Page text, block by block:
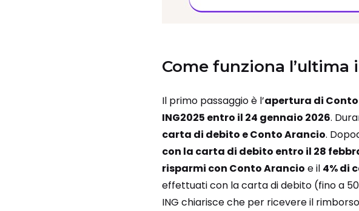
Come funziona l’ultima
Il primo passaggio è l’apertura di
ING2025 entro il 24 gennaio 2026.
carta di debito e Conto Arancio.
con la carta di debito entro il 28
risparmi con Conto Arancio e il 4% di
effettuati con la carta di debito (fino a
ING chiarisce che per ricevere il